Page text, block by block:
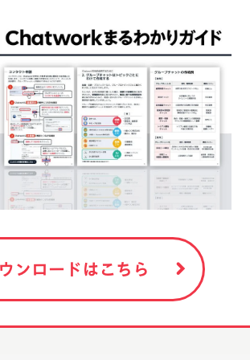
ンロードはこちら